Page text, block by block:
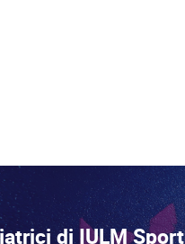
di IULM Sport